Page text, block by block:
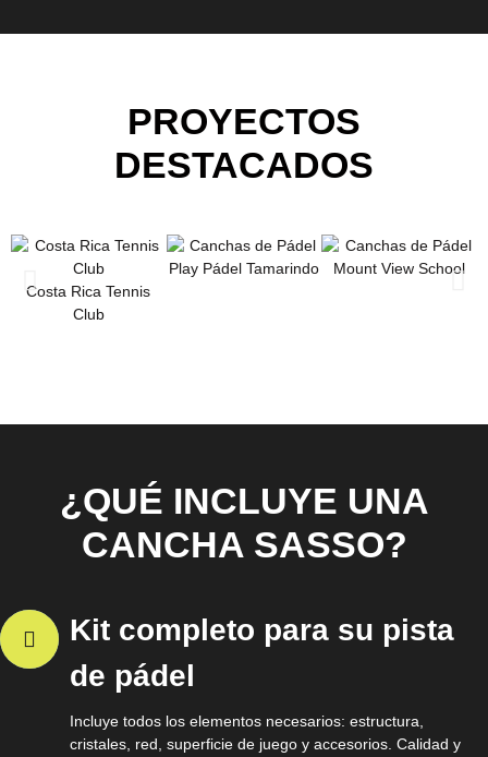
PROYECTOS
DESTACADOS
Costa Rica Tennis
Club
Play Pádel Tamarindo Mount View School
¿QUÉ INCLUYE UNA
CANCHA SASSO?
Kit completo para su pista
de pádel
Incluye todos los elementos necesarios: estructura,
cristales, red, superficie de juego y accesorios. Calidad y